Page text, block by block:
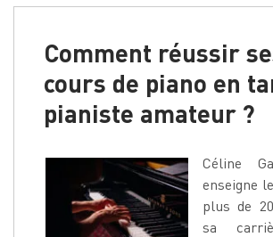
Comment réussir
cours de piano en
pianiste amateur ?
Céline
enseigne
plus de
sa